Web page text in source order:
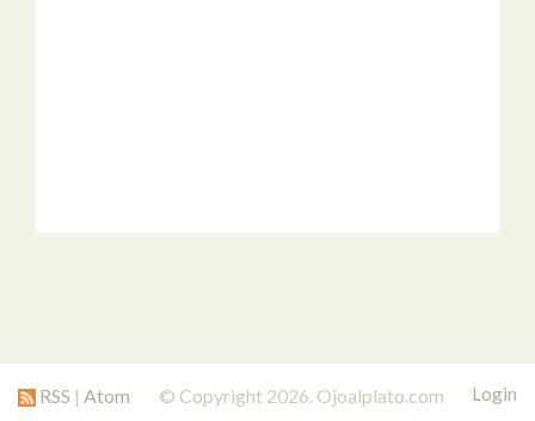
RSS | Atom © Copyright 2026. Ojoalplato.com Login